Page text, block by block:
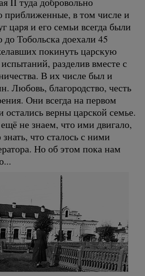
приближенные, в том числе и
царя и его семьи всегда были
Тобольска доехали 45
покинуть царскую
разделив вместе с
В их числе был и
Любовь, благородство, честь
Они всегда на первом
верны царской семье.
не знаем, что ими двигало,
что сталось с ними
Но об этом пока нам